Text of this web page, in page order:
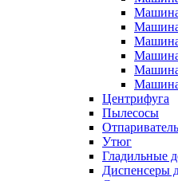
Машина
Машина
Машина
Машина
Центрифуга
Пылесосы
Отпариватель
Утюг
Гладильные
Диспенсеры